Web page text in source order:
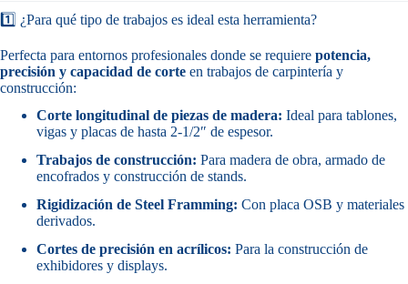
1️⃣ ¿Para qué tipo de trabajos es ideal esta herramienta?
Perfecta para entornos profesionales donde se requiere potencia,
precisión y capacidad de corte en trabajos de carpintería y
construcción:
Corte longitudinal de piezas de madera: Ideal para tablones,
vigas y placas de hasta 2-1/2″ de espesor.
Trabajos de construcción: Para madera de obra, armado de
encofrados y construcción de stands.
Rigidización de Steel Framming: Con placa OSB y materiales
derivados.
Cortes de precisión en acrílicos: Para la construcción de
exhibidores y displays.